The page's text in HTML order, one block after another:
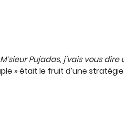
M’sieur Pujadas, j’vais vous dire
» était le fruit d’une